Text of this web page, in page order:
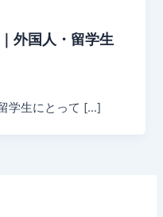
外国人・留学生
学生にとって […]